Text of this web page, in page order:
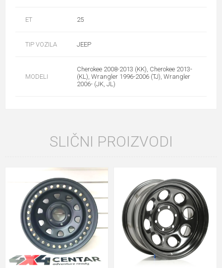
ET 25
TIP VOZILA JEEP
MODELI
Cherokee 2008-2013 (KK), Cherokee 2013-
(KL), Wrangler 1996-2006 (TJ), Wrangler
2006- (JK, JL)
SLIČNI PROIZVODI